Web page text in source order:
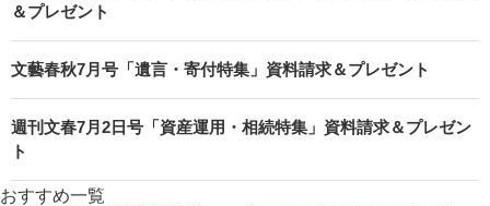
＆プレゼント
文藝春秋7月号「遺言・寄付特集」資料請求＆プレゼント
週刊文春7月2日号「資産運用・相続特集」資料請求＆プレゼン
ト
おすすめ一覧